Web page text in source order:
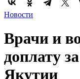
Новости
Врачи и
доплату
Якутии